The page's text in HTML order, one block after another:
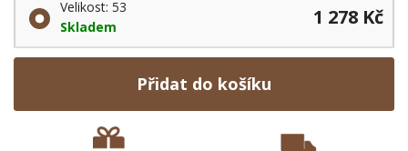
Velikost: 53
Skladem
1 278 Kč
Přidat do košíku